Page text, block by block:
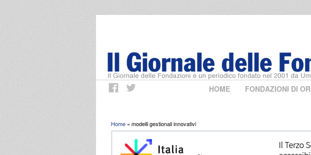
HOME FONDAZIONI DI
Tu sei qui
Home » modelli gestionali innovativi